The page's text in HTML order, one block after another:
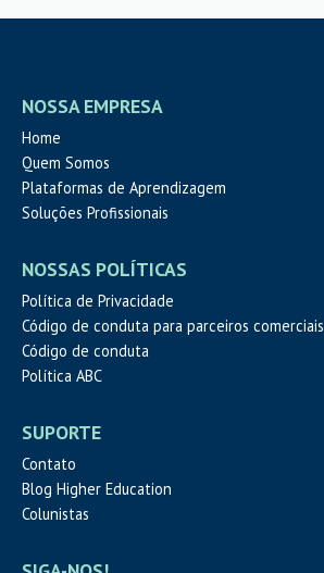
NOSSA EMPRESA
Home
Quem Somos
Plataformas de Aprendizagem
Soluções Profissionais
NOSSAS POLÍTICAS
Política de Privacidade
Código de conduta para parceiros comerciais
Código de conduta
Política ABC
SUPORTE
Contato
Blog Higher Education
Colunistas